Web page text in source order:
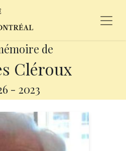
de
Cléroux
- 2023